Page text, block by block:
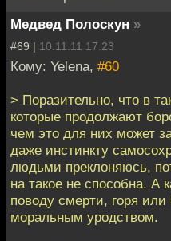
Медвед Полоскун »
#69 | 10.11.11 17:23
Кому: Yelena, #60
> Поразительно, что в
которые продолжают
чем это для них может
даже инстинкту
людьми преклоняюсь,
на такое не способна. А
поводу смерти, горя
моральным уродством.